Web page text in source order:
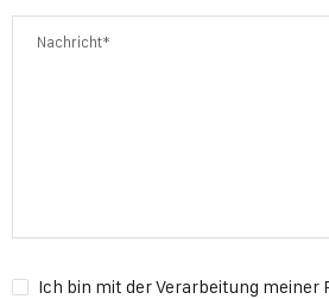
Ich bin mit derVerarbeitung meiner